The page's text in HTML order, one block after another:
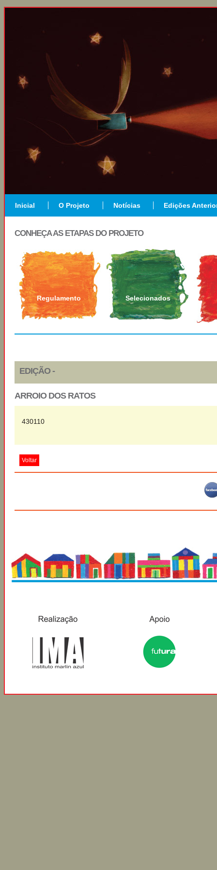
Inicial O Projeto Notícias Edições
CONHEÇA AS ETAPAS DO PROJETO
Regulamento Selecionados
EDIÇÃO -
ARROIO DOS RATOS
430110
Voltar